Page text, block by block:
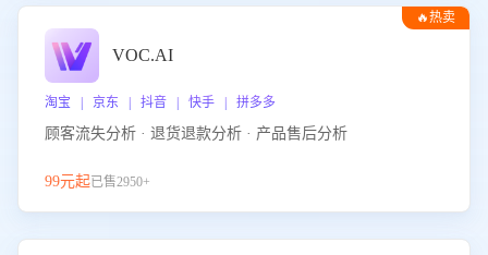
🔥热卖
VOC.AI
淘宝 | 京东 | 抖音 | 快手 | 拼多多
顾客流失分析 · 退货退款分析 · 产品售后分析
99元起已售2950+